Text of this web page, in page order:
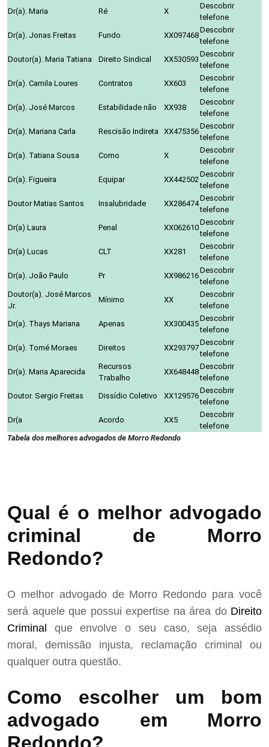
Dr(a). Maria
Ré X
Descobrir
telefone
Dr(a). Jonas Freitas
Fundo XX097468
Descobrir
telefone
Doutor(a). Maria Tatiana
Direito Sindical XX530593
Descobrir
telefone
Dr(a). Camila Loures
Contratos XX603
Descobrir
telefone
Dr(a). José Marcos
Estabilidade não XX938
Descobrir
telefone
Dr(a). Mariana Carla
Rescisão Indireta XX475356
Descobrir
telefone
Dr(a). Tatiana Sousa
Como X
Descobrir
telefone
Dr(a). Figueira
Equipar XX442502
Descobrir
telefone
Doutor Matias Santos
Insalubridade XX286474
Descobrir
telefone
Dr(a) Laura
Penal XX062610
Descobrir
telefone
Dr(a) Lucas
CLT XX281
Descobrir
telefone
Dr(a). João Paulo
Pr XX986216
Descobrir
telefone
Doutor(a). José Marcos
Jr.
Mínimo XX
Descobrir
telefone
Dr(a). Thays Mariana
Apenas XX300435
Descobrir
telefone
Dr(a). Tomé Moraes
Direitos XX293797
Descobrir
telefone
Dr(a). Maria Aparecida
Recursos
Trabalho
XX648448
Descobrir
telefone
Doutor. Sergio Freitas
Dissídio Coletivo XX129576
Descobrir
telefone
Dr(a
Acordo XX5
Descobrir
telefone
Tabela dos melhores advogados de Morro Redondo
Qual é o melhor advogado
criminal de Morro
Redondo?
O melhor advogado de Morro Redondo para você
será aquele que possui expertise na área do Direito
Criminal que envolve o seu caso, seja assédio
moral, demissão injusta, reclamação criminal ou
qualquer outra questão.
Como escolher um bom
advogado em Morro